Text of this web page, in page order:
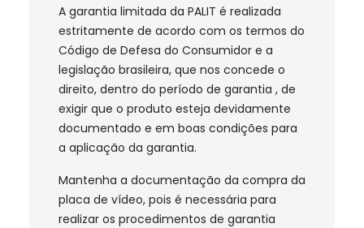
A garantia limitada da PALIT é realizada
estritamente de acordo com os termos do
Código de Defesa do Consumidor e a
legislação brasileira, que nos concede o
direito, dentro do período de garantia , de
exigir que o produto esteja devidamente
documentado e em boas condições para
a aplicação da garantia.
Mantenha a documentação da compra da
placa de vídeo, pois é necessária para
realizar os procedimentos de garantia